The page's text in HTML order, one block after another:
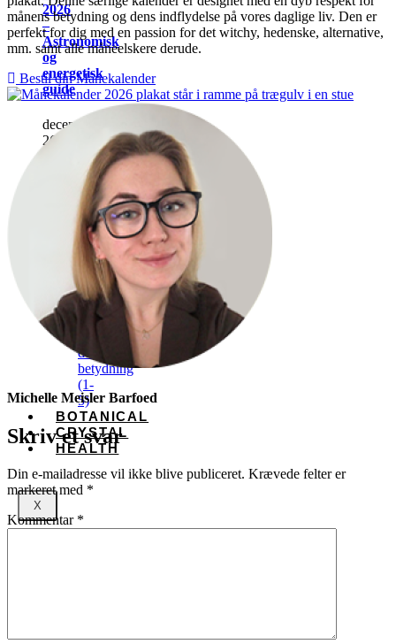
2026
–
Astronomisk
og
energetisk
guide
december
26,
Guide
månefænomener
november
2025
Engletal
deres
betydning
(1-
5)
BOTANICAL
CRYSTAL
HEALTH
X
månens betydning og dens indflydelse på vores daglige liv. Den er
perfekt for dig med en passion for det witchy, hedenske, alternative,
mm. samt alle måneelskere derude.
Bestil din Månekalender
Michelle Meisler Barfoed
Skriv et svar
Din e-mailadresse vil ikke blive publiceret. Krævede felter er
markeret med *
Kommentar *